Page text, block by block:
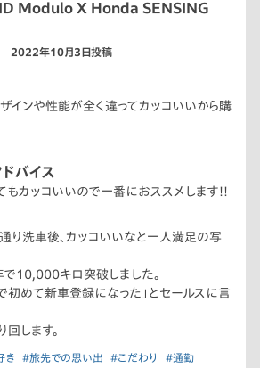
Modulo X Honda SENSING
2022年10月3日投稿
インや性能が全く違ってカッコいいから購
バイス
もカッコいいので一番におススメします!!
り洗車後、カッコいいなと一人満足の写
で10,000キロ突破しました。
初めて新車登録になった」とセールスに言
します。
き #旅先での思い出 #こだわり #通勤